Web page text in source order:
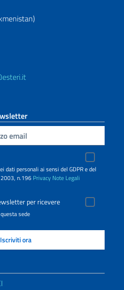
dati personali ai sensi del GDPR e del
n.196 Privacy Note Legali
per ricevere
sede